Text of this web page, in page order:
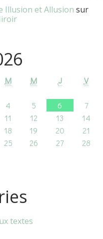
Illusion et Allusion sur
M M J V
4 5 6 7
11 12 13 14
18 19 20 21
25 26 27 28
textes